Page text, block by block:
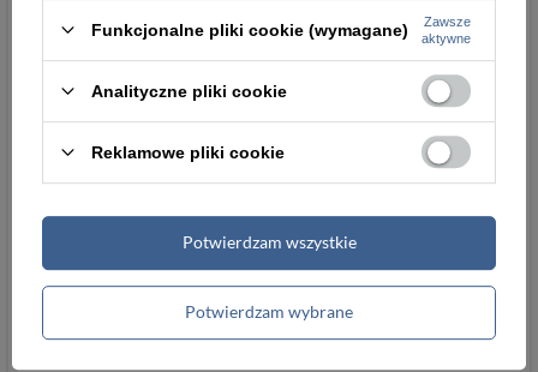
Funkcjonalne pliki cookie (wymagane)
Zawsze
aktywne
Analityczne pliki cookie
Reklamowe pliki cookie
Potwierdzam wybrane
Potwierdzam wszystkie